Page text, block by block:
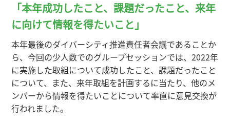
「本年成功したこと、課題だったこと、来年
に向けて情報を得たいこと」
本年最後のダイバーシティ推進責任者会議であることか
ら、今回の少人数でのグループセッションでは、2022年
に実施した取組について成功したこと、課題だったこと
について、また、来年取組を計画するに当たり、他のメ
ンバーから情報を得たいことについて率直に意見交換が
行われました。